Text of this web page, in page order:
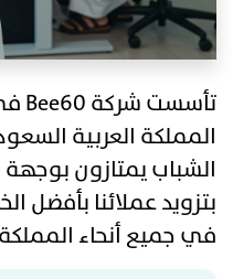
المملكة العربية
الشباب يمتازون
بتزويد عملائنا بأفضل
في جميع أنحاء